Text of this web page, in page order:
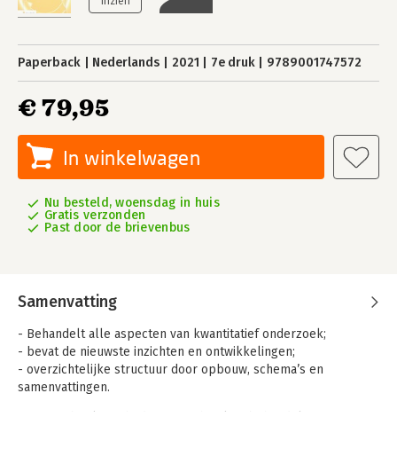
Paperback Nederlands 2021 7e druk 9789001747572
€ 79,95
In winkelwagen
Nu besteld, woensdag in huis
Gratis verzonden
Past door de brievenbus
Samenvatting
- Behandelt alle aspecten van kwantitatief onderzoek;
- bevat de nieuwste inzichten en ontwikkelingen;
- overzichtelijke structuur door opbouw, schema’s en
samenvattingen.